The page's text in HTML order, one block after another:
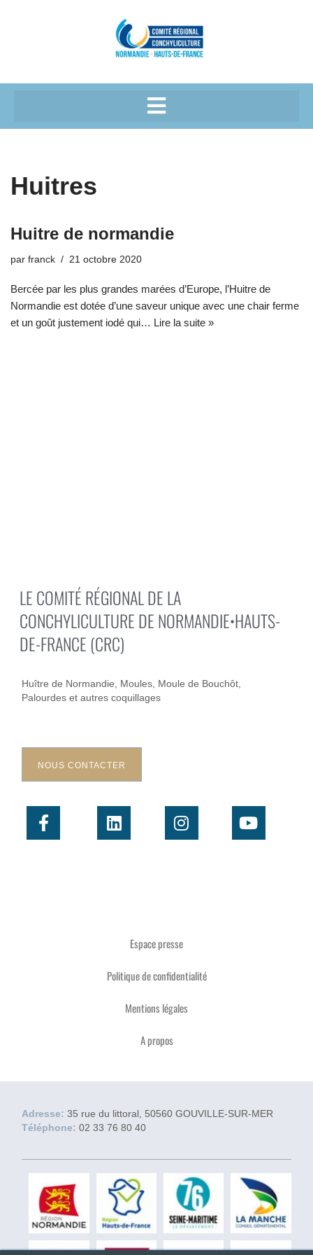
Huitres
Huitre de normandie
par franck 21 octobre 2020
Bercée par les plus grandes marées d’Europe, l’Huitre de
Normandie est dotée d’une saveur unique avec une chair ferme
et un goût justement iodé qui… Lire la suite »
LE COMITÉ RÉGIONAL DE LA
CONCHYLICULTURE DE NORMANDIE•HAUTS-
DE-FRANCE (CRC)
Huître de Normandie, Moules, Moule de Bouchôt,
Palourdes et autres coquillages
NOUS CONTACTER
Espace presse
Politique de confidentialité
Mentions légales
A propos
Adresse: 35 rue du littoral, 50560 GOUVILLE-SUR-MER
Téléphone: 02 33 76 80 40